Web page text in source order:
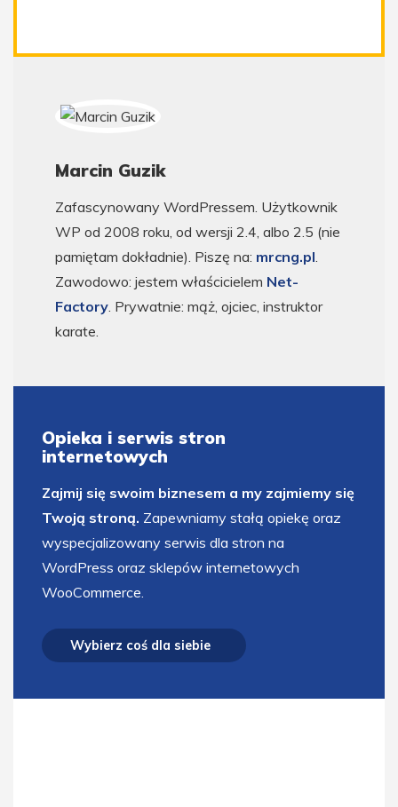
Marcin Guzik
Zafascynowany WordPressem. Użytkownik
WP od 2008 roku, od wersji 2.4, albo 2.5 (nie
pamiętam dokładnie). Piszę na: mrcng.pl
Zawodowo: jestem właścicielem Net-
Factory . Prywatnie: mąż, ojciec, instruktor
karate.
Opieka i serwis stron
internetowych
Zajmij się swoim biznesem a my zajmiemy się
Twoją stroną. Zapewniamy stałą opiekę oraz
wyspecjalizowany serwis dla stron na
WordPress oraz sklepów internetowych
WooCommerce.
Wybierz coś dla siebie